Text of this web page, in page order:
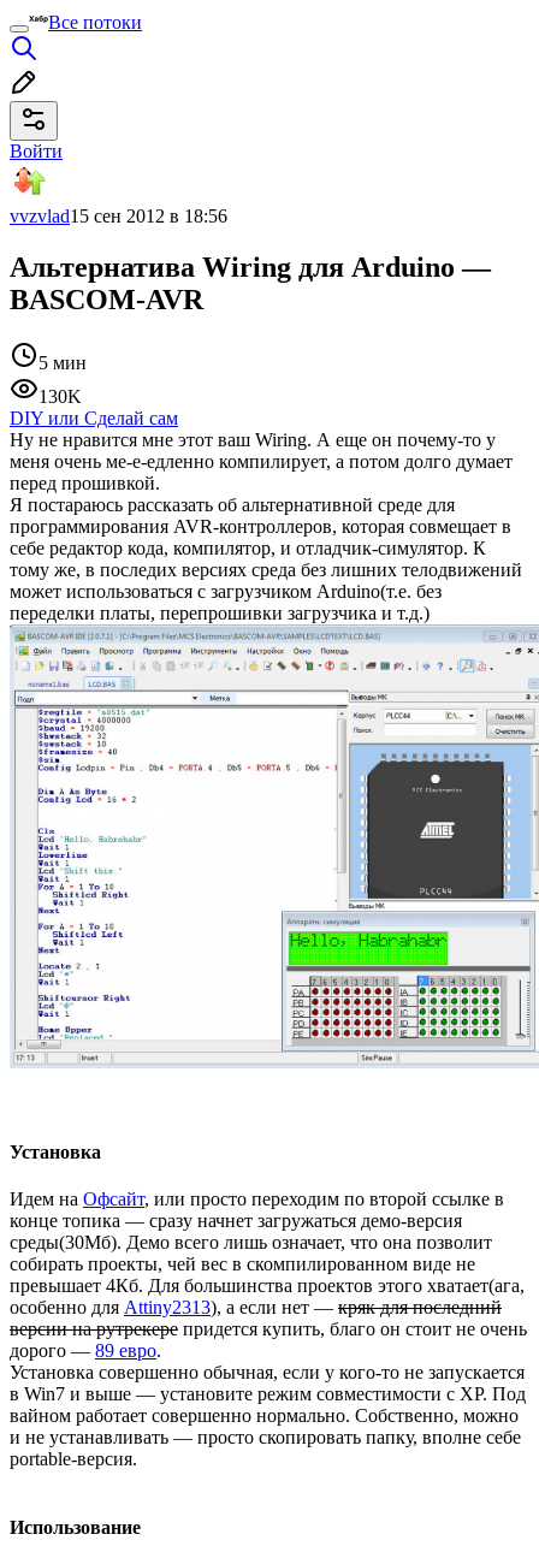
Все потоки
Войти
vvzvlad15 сен 2012 в 18:56
Альтернатива Wiring для Arduino —
BASCOM-AVR
5 мин
130K
DIY или Сделай сам
Ну не нравится мне этот ваш Wiring. А еще он почему-то у
меня очень ме-е-едленно компилирует, а потом долго думает
перед прошивкой.
Я постараюсь рассказать об альтернативной среде для
программирования AVR-контроллеров, которая совмещает в
себе редактор кода, компилятор, и отладчик-симулятор. К
тому же, в последих версиях среда без лишних телодвижений
может использоваться с загрузчиком Arduino(т.е. без
переделки платы, перепрошивки загрузчика и т.д.)
Установка
Идем на Офсайт, или просто переходим по второй ссылке в
конце топика — сразу начнет загружаться демо-версия
среды(30Мб). Демо всего лишь означает, что она позволит
собирать проекты, чей вес в скомпилированном виде не
превышает 4Кб. Для большинства проектов этого хватает(ага,
особенно для Attiny2313), а если нет — кряк для последний
версии на рутрекере придется купить, благо он стоит не очень
дорого — 89 евро.
Установка совершенно обычная, если у кого-то не запускается
в Win7 и выше — установите режим совместимости с XP. Под
вайном работает совершенно нормально. Собственно, можно
и не устанавливать — просто скопировать папку, вполне себе
portable-версия.
Использование